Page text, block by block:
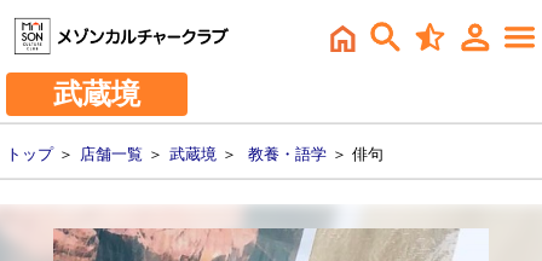
武蔵境
トップ＞ 店舗一覧 ＞ 武蔵境 ＞ 教養・語学 ＞ 俳句